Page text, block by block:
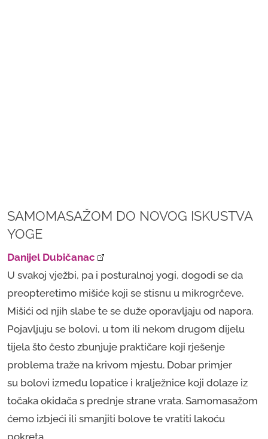
SAMOMASAŽOM DO NOVOG ISKUSTVA
YOGE
Danijel Dubičanac
U svakoj vježbi, pa i posturalnoj yogi, dogodi se da
preopteretimo mišiće koji se stisnu u mikrogrčeve.
Mišići od njih slabe te se duže oporavljaju od napora.
Pojavljuju se bolovi, u tom ili nekom drugom dijelu
tijela što često zbunjuje praktičare koji rješenje
problema traže na krivom mjestu. Dobar primjer
su bolovi između lopatice i kralježnice koji dolaze iz
točaka okidača s prednje strane vrata. Samomasažom
ćemo izbjeći ili smanjiti bolove te vratiti lakoću